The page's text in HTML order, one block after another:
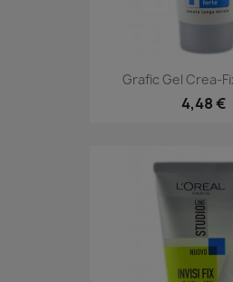
Grafic Gel Crea-
4,48 €